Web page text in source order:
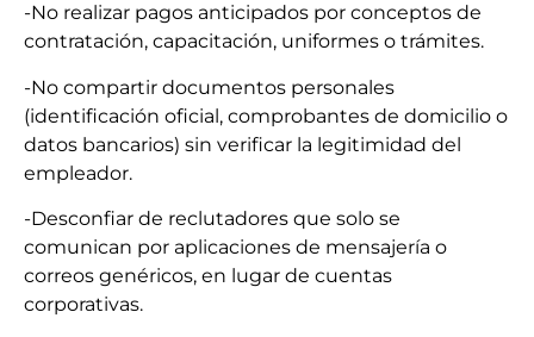
-No realizar pagos anticipados por conceptos de
contratación, capacitación, uniformes o trámites.
-No compartir documentos personales
(identificación oficial, comprobantes de domicilio o
datos bancarios) sin verificar la legitimidad del
empleador.
-Desconfiar de reclutadores que solo se
comunican por aplicaciones de mensajería o
correos genéricos, en lugar de cuentas
corporativas.